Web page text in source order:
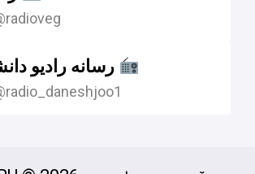
رسانه رادیو دانشجو ⁦